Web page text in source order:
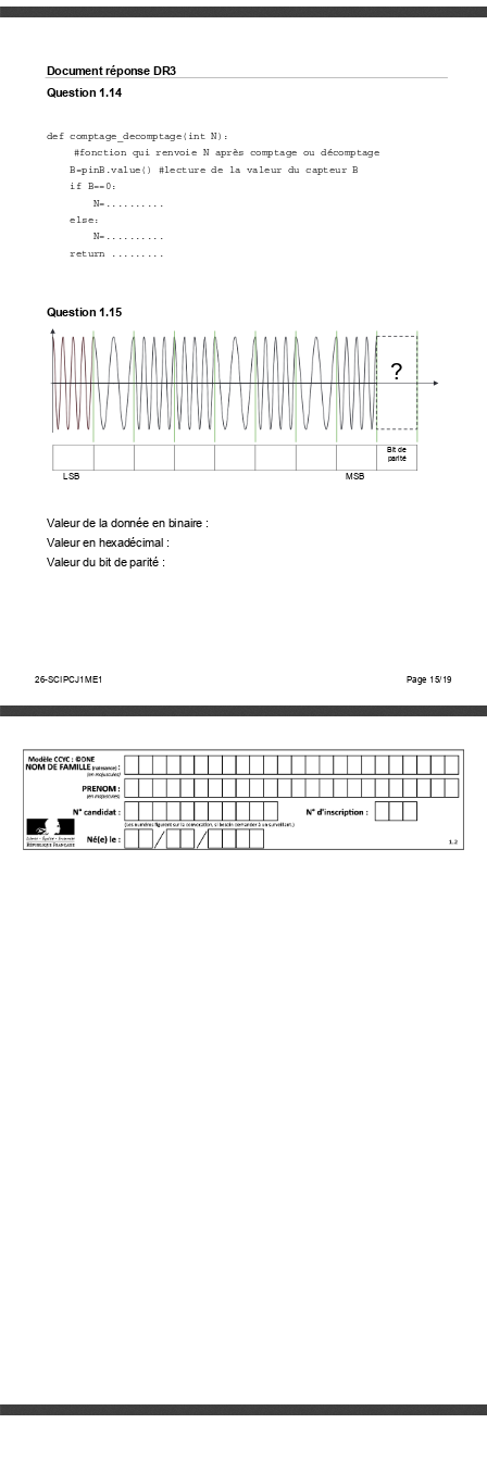
Document réponse DR3
Question 1.14
def comptage_decomptage(int N):
#fonction qui renvoie N après comptage ou décomptage
    B=pinB.value() #lecture de la valeur du capteur B
    if B==0:
        N=..........
    else:
        N=..........
    return .........
Question 1.15
Valeur de la donnée en binaire :
Valeur en hexadécimal :
Valeur du bit de parité :
Bit de
parité
    LSB                                                                                                          MSB
?
26-SCIPCJ1ME1 Page 15/19